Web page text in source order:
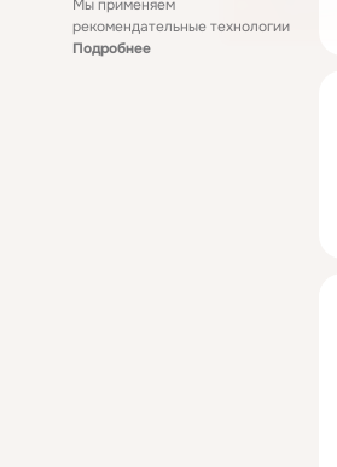
Мы применяем
рекомендательные технологии
Подробнее